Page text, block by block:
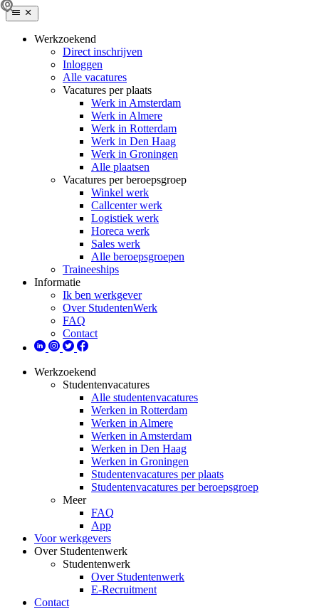
Werkzoekend
Direct inschrijven
Inloggen
Alle vacatures
Vacatures per plaats
Werk in Amsterdam
Werk in Almere
Werk in Rotterdam
Werk in Den Haag
Werk in Groningen
Alle plaatsen
Vacatures per beroepsgroep
Winkel werk
Callcenter werk
Logistiek werk
Horeca werk
Sales werk
Alle beroepsgroepen
Traineeships
Informatie
Ik ben werkgever
Over StudentenWerk
FAQ
Contact
Werkzoekend
Studentenvacatures
Alle studentenvacatures
Werken in Rotterdam
Werken in Almere
Werken in Amsterdam
Werken in Den Haag
Werken in Groningen
Studentenvacatures per plaats
Studentenvacatures per beroepsgroep
Meer
FAQ
App
Voor werkgevers
Over Studentenwerk
Studentenwerk
Over Studentenwerk
E-Recruitment
Contact